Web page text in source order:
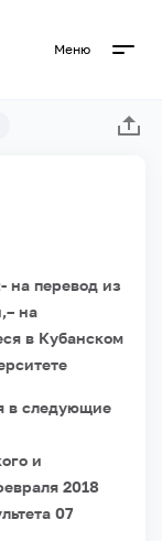
Меню
перевод из
– на
в Кубанском
в следующие
и
2018
07